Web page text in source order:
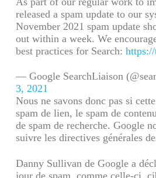
released a spam update to our
November 2021 spam update
out within a week. We
best practices for Search:
— Google SearchLiaison
3, 2021
Nous ne savons donc pas si
spam de lien, le spam de
de spam de recherche. Google
suivre les directives générales
Danny Sullivan de Google a